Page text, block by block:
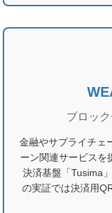
ブロッ
金融やサプライチェ
ーン関連サービスを
決済基盤「Tusima
の実証では決済用